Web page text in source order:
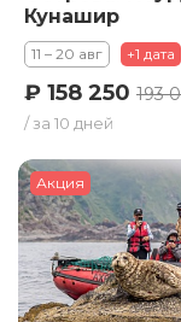
Кунашир
11 – 20 авг +1 дата
₽ 158 250 193
/ за 10 дней
Акция